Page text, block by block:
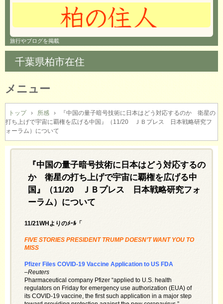
旅行やブログを掲載
千葉県柏市在住
メニュー
コ
ン
テ
ン
トップ › 所感 ›
『中国の量子暗号技術に日本はどう対応するのか 衛星の
打ち上げで宇宙に覇権を広げる中国』（11/20 ＪＢプレス 日本戦略研究フ
ォーラム）について
『中国の量子暗号技術に日本はどう対応するの
か 衛星の打ち上げで宇宙に覇権を広げる中
国』（11/20 ＪＢプレス 日本戦略研究フォ
ーラム）について
11/21WHよりのﾒｰﾙ「
FIVE STORIES PRESIDENT TRUMP DOESN’T WANT YOU TO
MISS
Pfizer Files COVID-19 Vaccine Application to US FDA
–Reuters
Pharmaceutical company Pfizer “applied to U.S. health
regulators on Friday for emergency use authorization (EUA) of
its COVID-19 vaccine, the first such application in a major step